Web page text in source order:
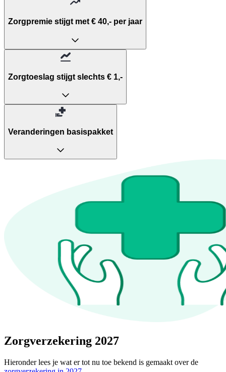
Zorgpremie stijgt met € 40,- per jaar
Zorgtoeslag stijgt slechts € 1,-
Veranderingen basispakket
Zorgverzekering 2027
Hieronder lees je wat er tot nu toe bekend is gemaakt over de